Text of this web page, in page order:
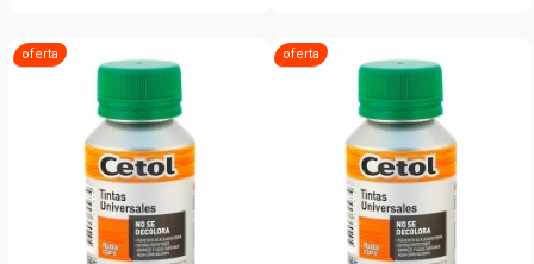
oferta oferta